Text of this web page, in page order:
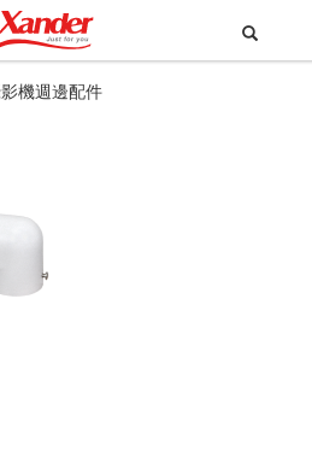
機週邊配件